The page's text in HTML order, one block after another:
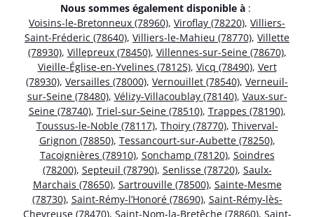
Nous sommes également disponible à :
Voisins-le-Bretonneux (78960), Viroflay (78220), Villiers-
Saint-Fréderic (78640), Villiers-le-Mahieu (78770), Villette
(78930), Villepreux (78450), Villennes-sur-Seine (78670),
Vieille-Église-en-Yvelines (78125), Vicq (78490), Vert
(78930), Versailles (78000), Vernouillet (78540), Verneuil-
sur-Seine (78480), Vélizy-Villacoublay (78140), Vaux-sur-
Seine (78740), Triel-sur-Seine (78510), Trappes (78190),
Toussus-le-Noble (78117), Thoiry (78770), Thiverval-
Grignon (78850), Tessancourt-sur-Aubette (78250),
Tacoignières (78910), Sonchamp (78120), Soindres
(78200), Septeuil (78790), Senlisse (78720), Saulx-
Marchais (78650), Sartrouville (78500), Sainte-Mesme
(78730), Saint-Rémy-l’Honoré (78690), Saint-Rémy-lès-
Chevreuse (78470), Saint-Nom-la-Bretêche (78860), Saint-